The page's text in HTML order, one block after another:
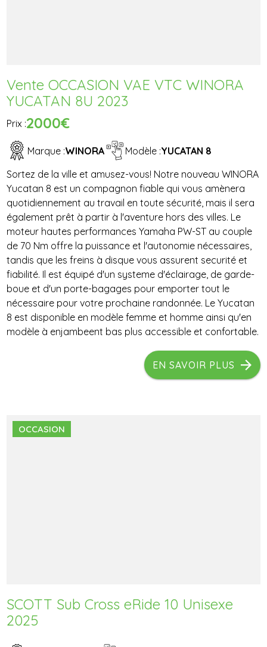
Vente OCCASION VAE VTC WINORA
YUCATAN 8U 2023
Prix :2000€
Marque :WINORA Modèle :YUCATAN 8
Sortez de la ville et amusez-vous! Notre nouveau WINORA
Yucatan 8 est un compagnon fiable qui vous amènera
quotidiennement au travail en toute sécurité, mais il sera
également prêt à partir à l'aventure hors des villes. Le
moteur hautes performances Yamaha PW-ST au couple
de 70 Nm offre la puissance et l'autonomie nécessaires,
tandis que les freins à disque vous assurent securité et
fiabilité. Il est équipé d'un systeme d'éclairage, de garde-
boue et d'un porte-bagages pour emporter tout le
nécessaire pour votre prochaine randonnée. Le Yucatan
8 est disponible en modèle femme et homme ainsi qu'en
modèle à enjambeent bas plus accessible et confortable.
EN SAVOIR PLUS
OCCASION
SCOTT Sub Cross eRide 10 Unisexe
2025